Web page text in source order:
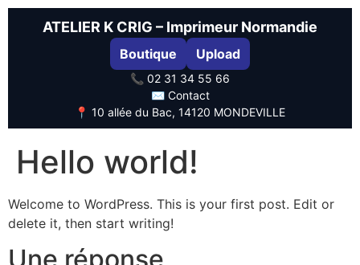
ATELIER K CRIG – Imprimeur Normandie
📞 02 31 34 55 66
✉️ Contact
📍 10 allée du Bac, 14120 MONDEVILLE
Boutique Upload
Hello world!
Welcome to WordPress. This is your first post. Edit or
delete it, then start writing!